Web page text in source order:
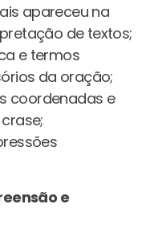
apareceu na
de textos;
e termos
da oração;
coordenadas e
e